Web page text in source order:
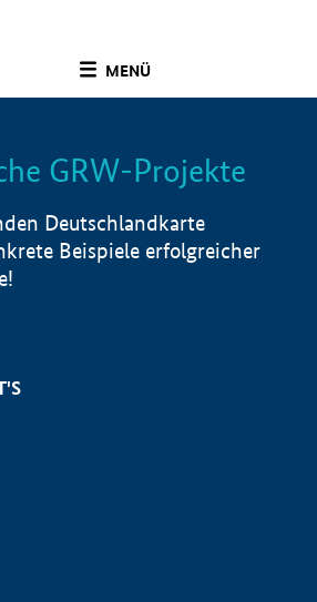
MENÜ
Info
GRW-Projekte
Deutschlandkarte
Beispiele erfolgreicher